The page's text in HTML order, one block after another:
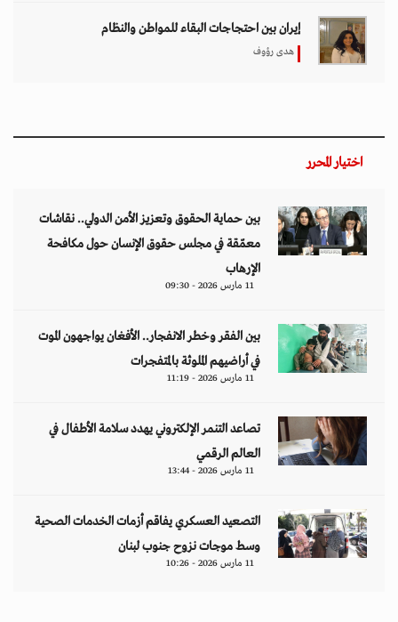
إيران بين احتجاجات البقاء للمواطن والنظام
هدى رؤوف
اختيار المحرر
بين حماية الحقوق وتعزيز الأمن الدولي.. نقاشات
معمّقة في مجلس حقوق الإنسان حول مكافحة
الإرهاب
11 مارس 2026 - 09:30
بين الفقر وخطر الانفجار.. الأفغان يواجهون الموت
في أراضيهم الملوثة بالمتفجرات
11 مارس 2026 - 11:19
تصاعد التنمر الإلكتروني يهدد سلامة الأطفال في
العالم الرقمي
11 مارس 2026 - 13:44
التصعيد العسكري يفاقم أزمات الخدمات الصحية
وسط موجات نزوح جنوب لبنان
11 مارس 2026 - 10:26